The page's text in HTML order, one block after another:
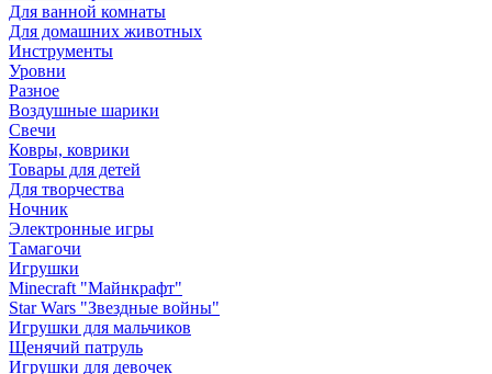
Для ванной комнаты
Для домашних животных
Инструменты
Уровни
Разное
Воздушные шарики
Свечи
Ковры, коврики
Товары для детей
Для творчества
Ночник
Электронные игры
Тамагочи
Игрушки
Minecraft "Майнкрафт"
Star Wars "Звездные войны"
Игрушки для мальчиков
Щенячий патруль
Игрушки для девочек